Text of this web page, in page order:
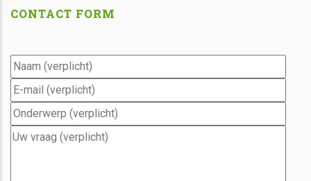
CONTACT FORM